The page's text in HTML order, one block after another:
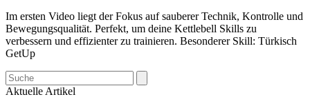
Im ersten Video liegt der Fokus auf sauberer Technik, Kontrolle und
Bewegungsqualität. Perfekt, um deine Kettlebell Skills zu
verbessern und effizienter zu trainieren. Besonderer Skill: Türkisch
GetUp
Search
Aktuelle Artikel